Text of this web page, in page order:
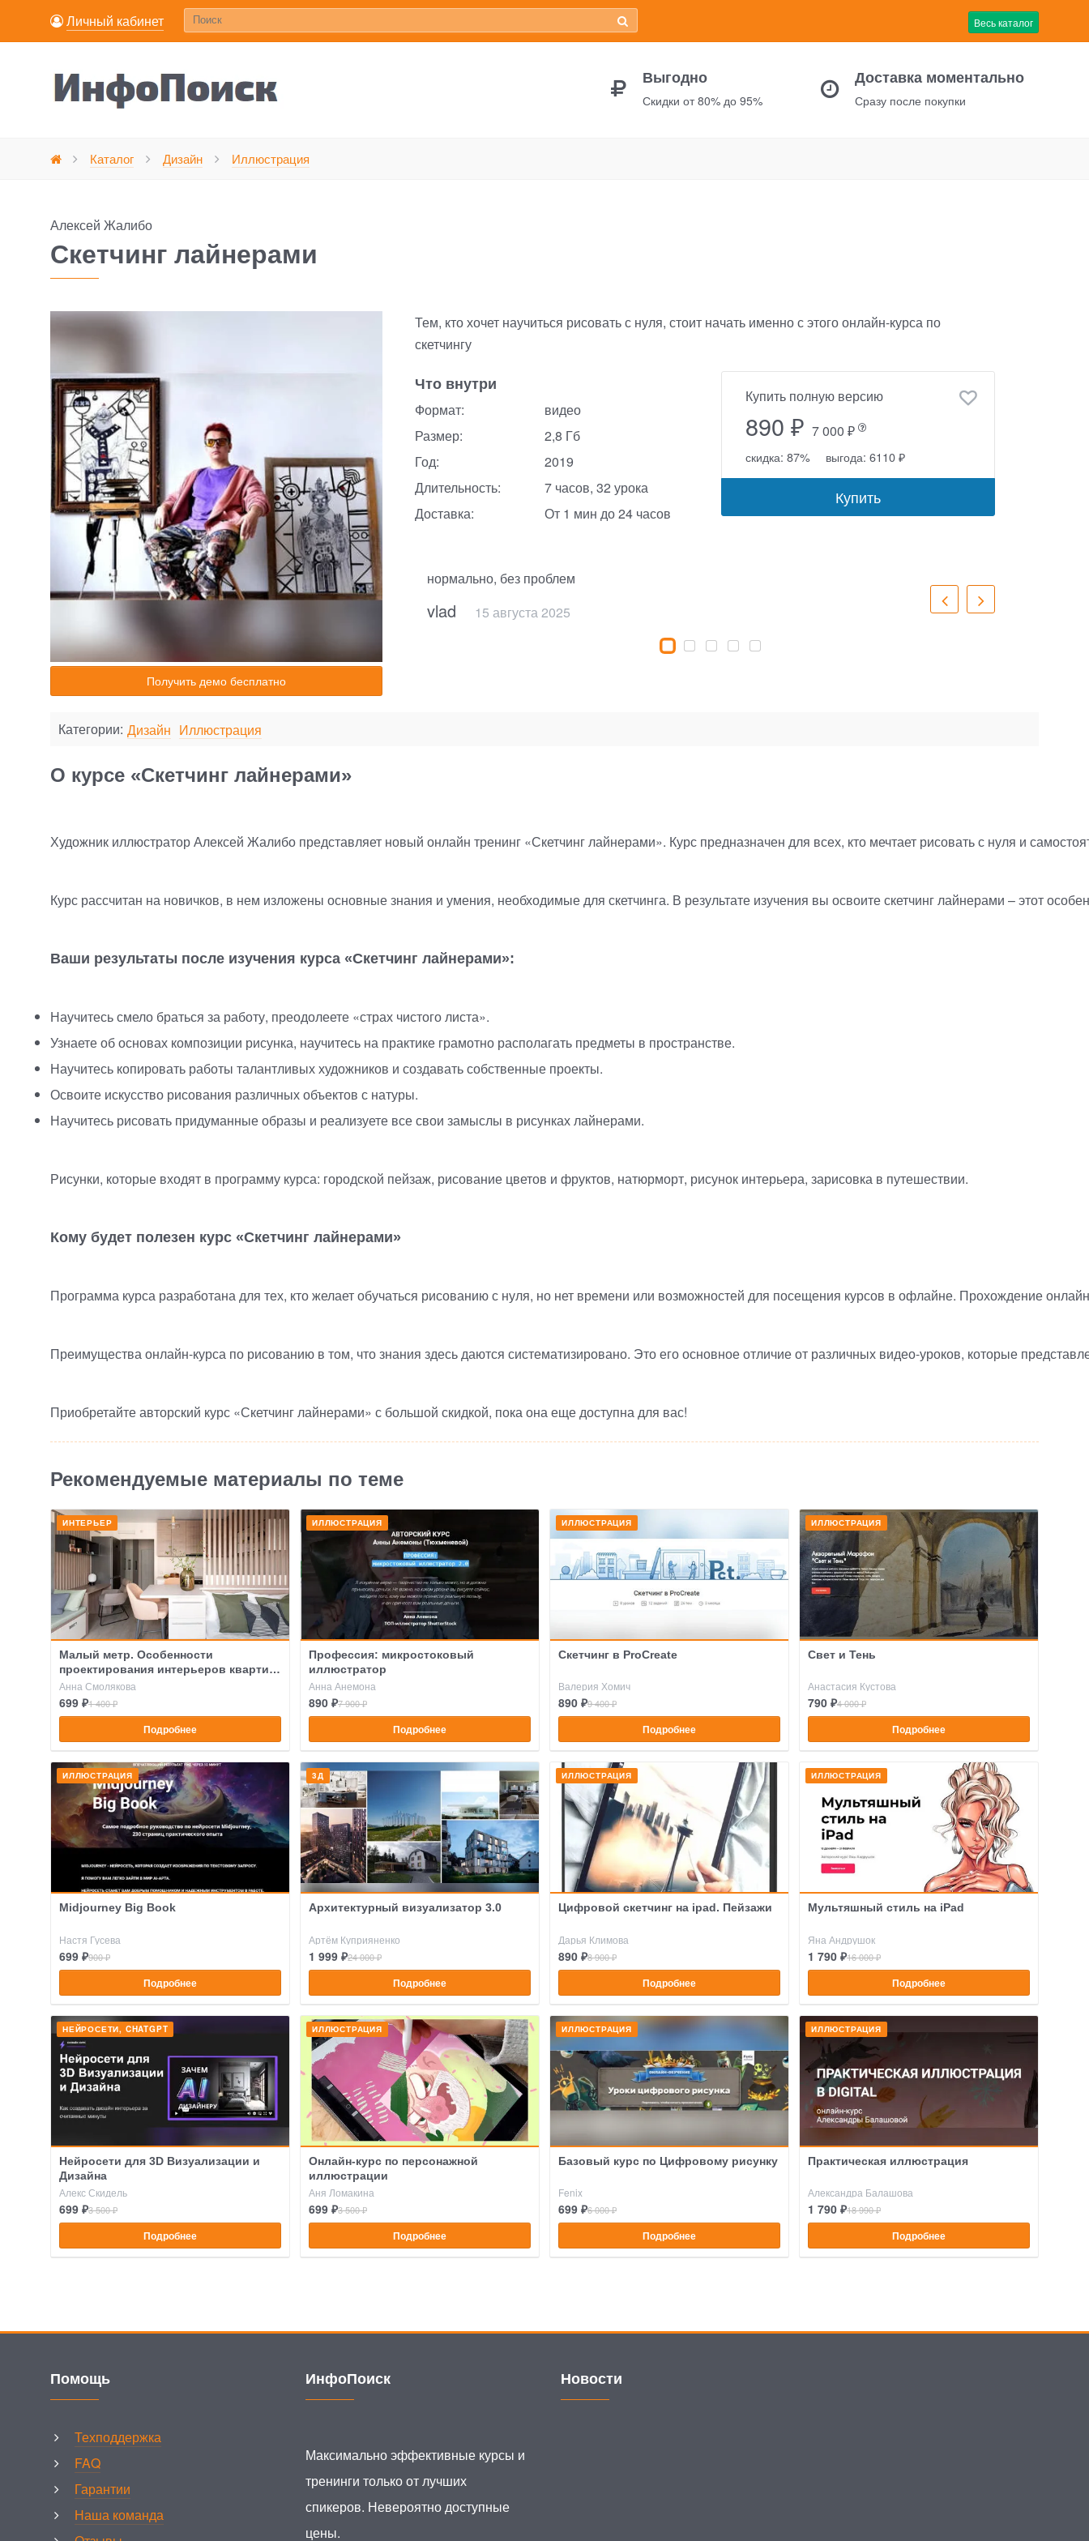
Личный кабинет Весь каталог
Выгодно
Скидки от 80% до 95%
Доставка моментально
Сразу после покупки
Каталог Дизайн Иллюстрация
Алексей Жалибо
Скетчинг лайнерами
Получить демо бесплатно
Тем, кто хочет научиться рисовать с нуля, стоит начать именно с этого онлайн-курса по
скетчингу
Купить полную версию
890 ₽ 7 000 ₽
скидка: 87% выгода: 6110 ₽
Купить
Что внутри
Формат:
видео
Размер:
2,8 Гб
Год:
2019
Длительность:
7 часов, 32 урока
Доставка:
От 1 мин до 24 часов
нормально, без проблем
vlad 15 августа 2025
10 октября 2025
15 октября 2024
14 февраля 2025
7 марта 2025
Категории: Дизайн Иллюстрация
О курсе «Скетчинг лайнерами»
Художник иллюстратор Алексей Жалибо представляет новый онлайн тренинг «Скетчинг лайнерами». Курс предназначен для всех, кто мечтает рисовать с нуля и
Курс рассчитан на новичков, в нем изложены основные знания и умения, необходимые для скетчинга. В результате изучения вы освоите скетчинг лайнерами – этот
Ваши результаты после изучения курса «Скетчинг лайнерами»:
Научитесь смело браться за работу, преодолеете «страх чистого листа».
Узнаете об основах композиции рисунка, научитесь на практике грамотно располагать предметы в пространстве.
Научитесь копировать работы талантливых художников и создавать собственные проекты.
Освоите искусство рисования различных объектов с натуры.
Научитесь рисовать придуманные образы и реализуете все свои замыслы в рисунках лайнерами.
Рисунки, которые входят в программу курса: городской пейзаж, рисование цветов и фруктов, натюрморт, рисунок интерьера, зарисовка в путешествии.
Кому будет полезен курс «Скетчинг лайнерами»
Программа курса разработана для тех, кто желает обучаться рисованию с нуля, но нет времени или возможностей для посещения курсов в офлайне. Прохождение
Преимуществаонлайн-курса по рисованию в том, что знания здесь даются систематизировано. Это его основное отличие от различных видео-уроков, которые
Приобретайте авторский курс «Скетчинг лайнерами» с большой скидкой, пока она еще доступна для вас!
Рекомендуемые материалы по теме
ИНТЕРЬЕР
Малый метр. Особенности
проектирования интерьеров квартир-
студий
Анна Смолякова
699 ₽1 400 ₽
Подробнее
ИЛЛЮСТРАЦИЯ
Профессия: микростоковый
иллюстратор
Анна Анемона
890 ₽7 900 ₽
Подробнее
ИЛЛЮСТРАЦИЯ
Скетчинг в ProCreate
Валерия Хомич
890 ₽9 400 ₽
Подробнее
ИЛЛЮСТРАЦИЯ
Свет и Тень
Анастасия Кустова
790 ₽4 000 ₽
Подробнее
ИЛЛЮСТРАЦИЯ
Midjourney Big Book
Настя Гусева
699 ₽900 ₽
Подробнее
3Д
Архитектурный визуализатор 3.0
Артём Куприяненко
1 999 ₽24 000 ₽
Подробнее
ИЛЛЮСТРАЦИЯ
Цифровой скетчинг на ipad. Пейзажи
Дарья Климова
890 ₽8 900 ₽
Подробнее
ИЛЛЮСТРАЦИЯ
Мультяшный стиль на iPad
Яна Андрушок
1 790 ₽16 000 ₽
Подробнее
НЕЙРОСЕТИ, CHATGPT
Нейросети для 3D Визуализации и
Дизайна
Алекс Скидель
699 ₽3 500 ₽
Подробнее
ИЛЛЮСТРАЦИЯ
Онлайн-курс по персонажной
иллюстрации
Аня Ломакина
699 ₽3 500 ₽
Подробнее
ИЛЛЮСТРАЦИЯ
Базовый курс по Цифровому рисунку
Fenix
699 ₽6 000 ₽
Подробнее
ИЛЛЮСТРАЦИЯ
Практическая иллюстрация
Александра Балашова
1 790 ₽18 990 ₽
Подробнее
Помощь
Техподдержка
FAQ
Гарантии
Наша команда
ИнфоПоиск
Максимально эффективные курсы и
тренинги только от лучших
спикеров. Невероятно доступные
цены.
Новости